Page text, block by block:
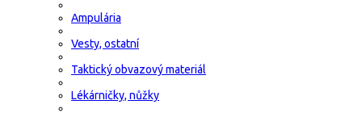
Ampulária
Vesty, ostatní
Taktický obvazový materiál
Lékárničky, nůžky